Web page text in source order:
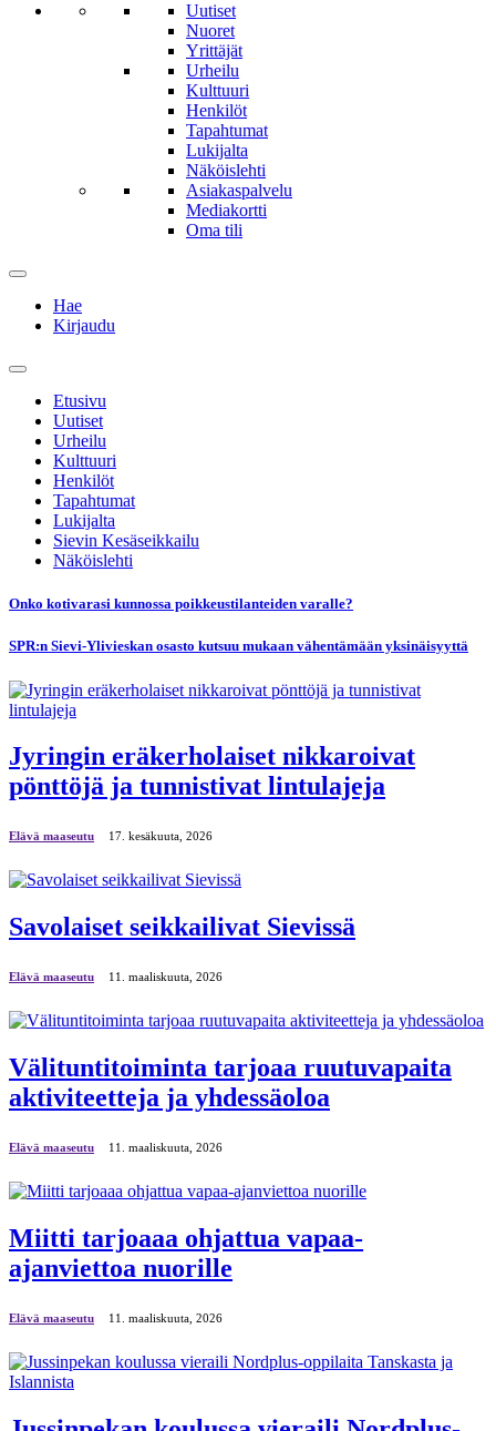
Uutiset
Nuoret
Yrittäjät
Urheilu
Kulttuuri
Henkilöt
Tapahtumat
Lukijalta
Näköislehti
Asiakaspalvelu
Mediakortti
Oma tili
Hae
Kirjaudu
Etusivu
Uutiset
Urheilu
Kulttuuri
Henkilöt
Tapahtumat
Lukijalta
Sievin Kesäseikkailu
Näköislehti
Onko kotivarasi kunnossa poikkeustilanteiden varalle?
SPR:n Sievi-Ylivieskan osasto kutsuu mukaan vähentämään yksinäisyyttä
Jyringin eräkerholaiset nikkaroivat
pönttöjä ja tunnistivat lintulajeja
Elävä maaseutu 17. kesäkuuta, 2026
Savolaiset seikkailivat Sievissä
Elävä maaseutu 11. maaliskuuta, 2026
Välituntitoiminta tarjoaa ruutuvapaita
aktiviteetteja ja yhdessäoloa
Elävä maaseutu 11. maaliskuuta, 2026
Miitti tarjoaaa ohjattua vapaa-
ajanviettoa nuorille
Elävä maaseutu 11. maaliskuuta, 2026